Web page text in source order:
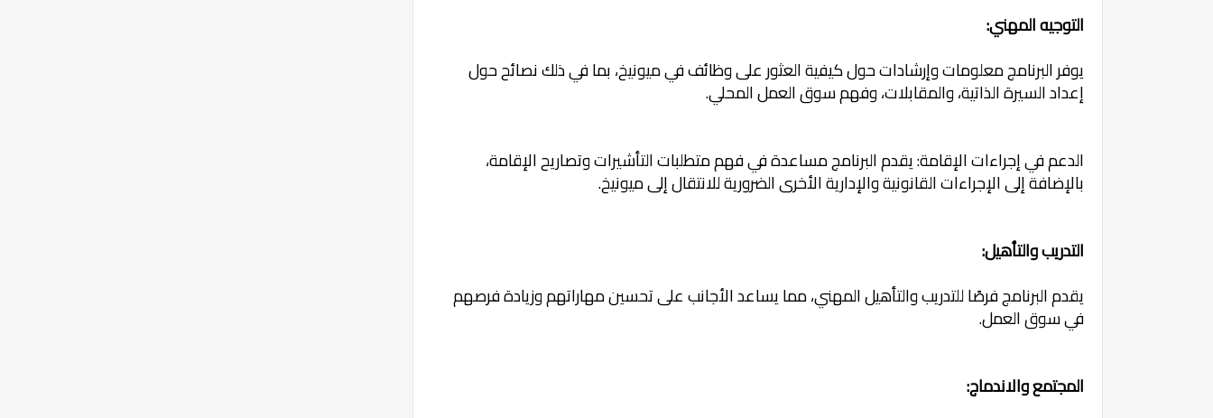
التوجيه المهني:
يوفر البرنامج معلومات وإرشادات حول كيفية العثور على وظائف في ميونيخ، بما في ذلك نصائح حول
إعداد السيرة الذاتية، والمقابلات، وفهم سوق العمل المحلي.
الدعم في إجراءات الإقامة: يقدم البرنامج مساعدة في فهم متطلبات التأشيرات وتصاريح الإقامة،
بالإضافة إلى الإجراءات القانونية والإدارية الأخرى الضرورية للانتقال إلى ميونيخ.
التدريب والتأهيل:
يقدم البرنامج فرصًا للتدريب والتأهيل المهني، مما يساعد الأجانب على تحسين مهاراتهم وزيادة فرصهم
في سوق العمل.
المجتمع والاندماج: